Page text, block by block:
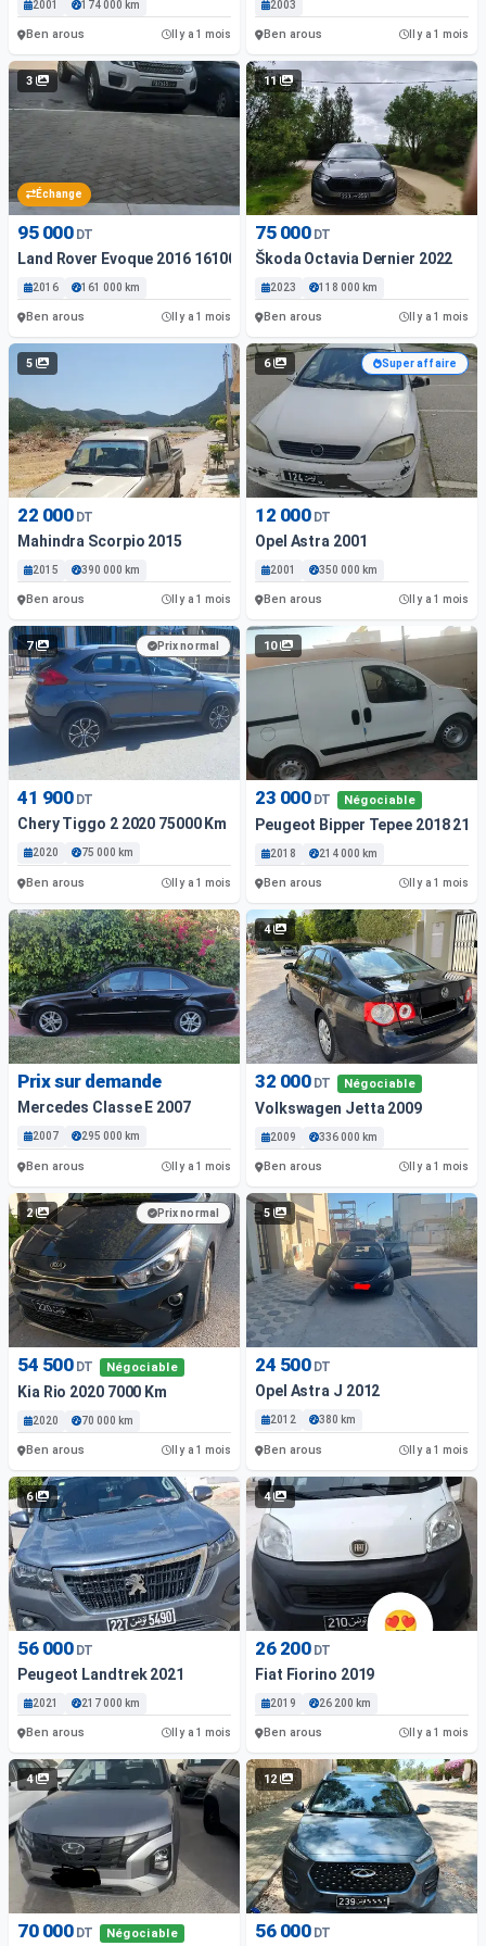
2001 174 000 km
Ben arous Il y a 1 mois
2003
Ben arous Il y a 1 mois
3
Échange
95 000 DT
Land Rover Evoque 2016 161000 Km
2016 161 000 km
Ben arous Il y a 1 mois
11
75 000 DT
Škoda Octavia Dernier 2022
2023 118 000 km
Ben arous Il y a 1 mois
5
22 000 DT
Mahindra Scorpio 2015
2015 390 000 km
Ben arous Il y a 1 mois
6 Super affaire
12 000 DT
Opel Astra 2001
2001 350 000 km
Ben arous Il y a 1 mois
7 Prix normal
41 900 DT
Chery Tiggo 2 2020 75000 Km
2020 75 000 km
Ben arous Il y a 1 mois
10
23 000 DT Négociable
Peugeot Bipper Tepee 2018 214
2018 214 000 km
Ben arous Il y a 1 mois
Prix sur demande
Mercedes Classe E 2007
2007 295 000 km
Ben arous Il y a 1 mois
4
32 000 DT Négociable
Volkswagen Jetta 2009
2009 336 000 km
Ben arous Il y a 1 mois
2 Prix normal
54 500 DT Négociable
Kia Rio 2020 7000 Km
2020 70 000 km
Ben arous Il y a 1 mois
5
24 500 DT
Opel Astra J 2012
2012 380 km
Ben arous Il y a 1 mois
6
56 000 DT
Peugeot Landtrek 2021
2021 217 000 km
Ben arous Il y a 1 mois
4
26 200 DT
Fiat Fiorino 2019
2019 26 200 km
Ben arous Il y a 1 mois
4
70 000 DT Négociable
12
56 000 DT